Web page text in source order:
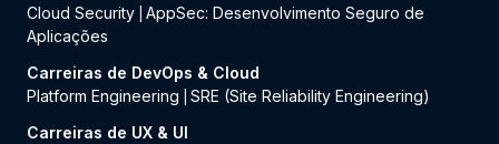
Cloud Security AppSec: Desenvolvimento Seguro de
Aplicações
Carreiras de DevOps & Cloud
Platform Engineering
SRE (Site Reliability Engineering)
Carreiras de UX & UI